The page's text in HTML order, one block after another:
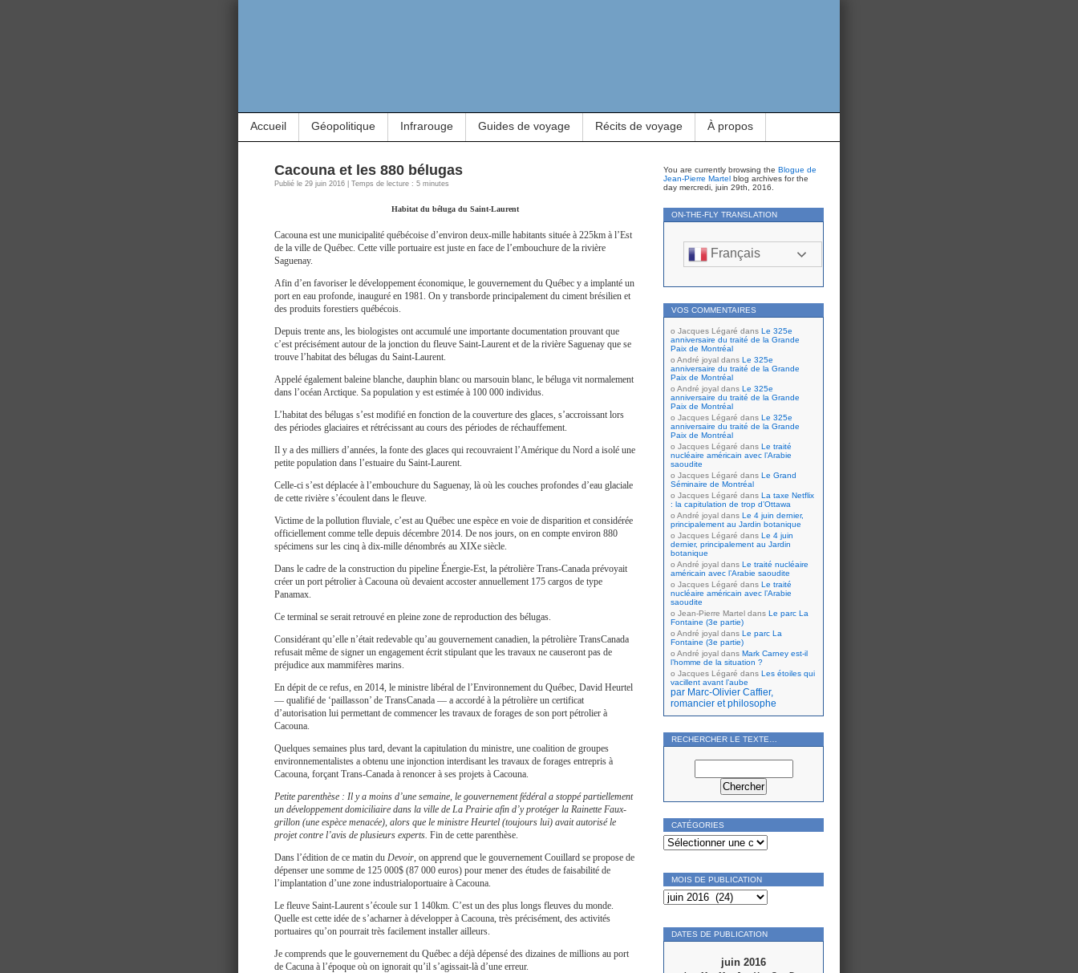
Accueil Géopolitique Infrarouge Guides de voyage Récits de voyage À propos
Cacouna et les 880 bélugas
Publié le 29 juin 2016 | Temps de lecture : 5 minutes
Habitat du béluga du Saint-Laurent
Cacouna est une municipalité québécoise d’environ deux-mille habitants située à 225km à l’Est
de la ville de Québec. Cette ville portuaire est juste en face de l’embouchure de la rivière
Saguenay.
Afin d’en favoriser le développement économique, le gouvernement du Québec y a implanté un
port en eau profonde, inauguré en 1981. On y transborde principalement du ciment brésilien et
des produits forestiers québécois.
Depuis trente ans, les biologistes ont accumulé une importante documentation prouvant que
c’est précisément autour de la jonction du fleuve Saint-Laurent et de la rivière Saguenay que se
trouve l’habitat des bélugas du Saint-Laurent.
Appelé également baleine blanche, dauphin blanc ou marsouin blanc, le béluga vit normalement
dans l’océan Arctique. Sa population y est estimée à 100 000 individus.
L’habitat des bélugas s’est modifié en fonction de la couverture des glaces, s’accroissant lors
des périodes glaciaires et rétrécissant au cours des périodes de réchauffement.
Il y a des milliers d’années, la fonte des glaces qui recouvraient l’Amérique du Nord a isolé une
petite population dans l’estuaire du Saint-Laurent.
Celle-ci s’est déplacée à l’embouchure du Saguenay, là où les couches profondes d’eau glaciale
de cette rivière s’écoulent dans le fleuve.
Victime de la pollution fluviale, c’est au Québec une espèce en voie de disparition et considérée
officiellement comme telle depuis décembre 2014. De nos jours, on en compte environ 880
spécimens sur les cinq à dix-mille dénombrés au XIXe siècle.
Dans le cadre de la construction du pipeline Énergie-Est, la pétrolière Trans-Canada prévoyait
créer un port pétrolier à Cacouna où devaient accoster annuellement 175 cargos de type
Panamax.
Ce terminal se serait retrouvé en pleine zone de reproduction des bélugas.
Considérant qu’elle n’était redevable qu’au gouvernement canadien, la pétrolière TransCanada
refusait même de signer un engagement écrit stipulant que les travaux ne causeront pas de
préjudice aux mammifères marins.
En dépit de ce refus, en 2014, le ministre libéral de l’Environnement du Québec, David Heurtel
— qualifié de ‘paillasson’ de TransCanada — a accordé à la pétrolière un certificat
d’autorisation lui permettant de commencer les travaux de forages de son port pétrolier à
Cacouna.
Quelques semaines plus tard, devant la capitulation du ministre, une coalition de groupes
environnementalistes a obtenu une injonction interdisant les travaux de forages entrepris à
Cacouna, forçant Trans-Canada à renoncer à ses projets à Cacouna.
Petite parenthèse : Il y a moins d’une semaine, le gouvernement fédéral a stoppé partiellement
un développement domiciliaire dans la ville de La Prairie afin d’y protéger la Rainette Faux-
grillon (une espèce menacée), alors que le ministre Heurtel (toujours lui) avait autorisé le
projet contre l’avis de plusieurs experts. Fin de cette parenthèse.
Dans l’édition de ce matin du Devoir, on apprend que le gouvernement Couillard se propose de
dépenser une somme de 125 000$ (87 000 euros) pour mener des études de faisabilité de
l’implantation d’une zone industrialoportuaire à Cacouna.
Le fleuve Saint-Laurent s’écoule sur 1 140km. C’est un des plus longs fleuves du monde.
Quelle est cette idée de s’acharner à développer à Cacouna, très précisément, des activités
portuaires qu’on pourrait très facilement installer ailleurs.
Je comprends que le gouvernement du Québec a déjà dépensé des dizaines de millions au port
de Cacuna à l’époque où on ignorait qu’il s’agissait-là d’une erreur.
You are currently browsing the Blogue de
Jean-Pierre Martel blog archives for the
day mercredi, juin 29th, 2016.
ON-THE-FLY TRANSLATION
Français
VOS COMMENTAIRES
Jacques Légaré dans Le 325e
anniversaire du traité de la Grande
Paix de Montréal
André joyal dans Le 325e
anniversaire du traité de la Grande
Paix de Montréal
André joyal dans Le 325e
anniversaire du traité de la Grande
Paix de Montréal
Jacques Légaré dans Le 325e
anniversaire du traité de la Grande
Paix de Montréal
Jacques Légaré dans Le traité
nucléaire américain avec l’Arabie
saoudite
Jacques Légaré dans Le Grand
Séminaire de Montréal
Jacques Légaré dans La taxe Netflix
: la capitulation de trop d’Ottawa
André joyal dans Le 4 juin dernier,
principalement au Jardin botanique
Jacques Légaré dans Le 4 juin
dernier, principalement au Jardin
botanique
André joyal dans Le traité nucléaire
américain avec l’Arabie saoudite
Jacques Légaré dans Le traité
nucléaire américain avec l’Arabie
saoudite
Jean-Pierre Martel dans Le parc La
Fontaine (3e partie)
André joyal dans Le parc La
Fontaine (3e partie)
André joyal dans Mark Carney est-il
l’homme de la situation ?
Jacques Légaré dans Les étoiles qui
vacillent avant l’aube
par Marc-Olivier Caffier,
romancier et philosophe
RECHERCHER LE TEXTE…
CATÉGORIES
Catégories
MOIS DE PUBLICATION
Mois
de
publication
DATES DE PUBLICATION
juin 2016